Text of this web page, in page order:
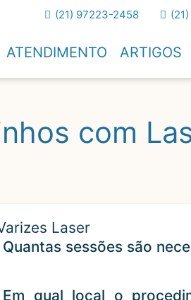
ATENDIMENTO ARTIGOS
(21) 97223-2458
com
Quantas sessões são
Em qual local o